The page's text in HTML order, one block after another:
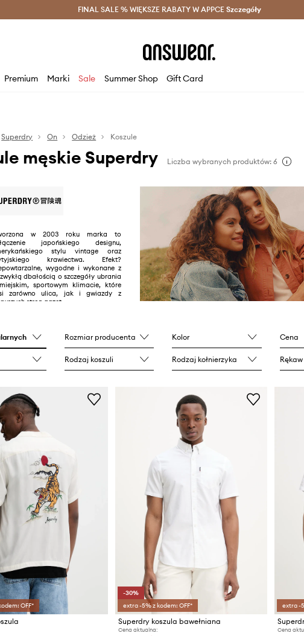
Oszczędzaj z Answear Club > Dostawa nawet w 24h >
FINAL SALE % WIĘKSZE RABATY W APPCE Szczegóły
Premium Marki Sale Summer Shop Gift Card
Superdry On Odzież Koszule
męskie Superdry Liczba wybranych produktów: 6
w 2003 roku marka to
japońskiego designu,
stylu vintage oraz
krawiectwa. Efekt?
wygodne i wykonane z
dbałością o szczegóły ubrania
sportowym klimacie, które
zarówno ulica, jak i gwiazdy z
stron gazet.
Rozmiar producenta Kolor Cena
Rodzaj koszuli Rodzaj kołnierzyka Rękaw
OFF*
-30%
extra -5% z kodem: OFF*
Superdry koszula bawełniana
Cena aktualna:
extra -
Cena